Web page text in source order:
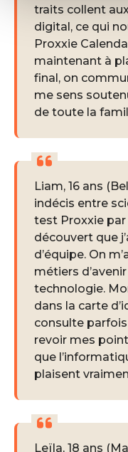
traits collent
digital, ce qui
Proxxie
maintenant à
final, on
me sens
de toute la
Liam, 16 ans
indécis entre
test Proxxie par
découvert que
d’équipe. On
métiers
technologie.
dans la carte
consulte
revoir mes
que
plaisent
Leïla, 18 ans